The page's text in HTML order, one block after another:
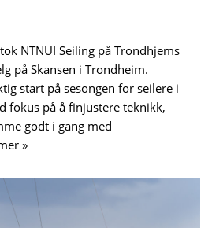
NTNUI Seiling på Trondhjems
på Skansen i Trondheim.
start på sesongen for seilere i
fokus på å finjustere teknikk,
godt i gang med
»